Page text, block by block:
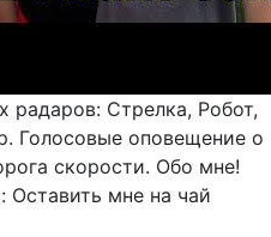
радаров: Стрелка, Робот,
Голосовые оповещение о
скорости. Обо мне!
Оставить мне на чай